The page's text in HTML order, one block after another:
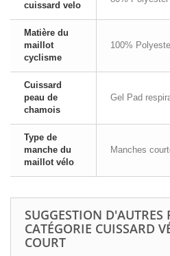
cuissard velo
Matière du
maillot
cyclisme
100%
Cuissard
peau de
chamois
Gel Pad
Type de
manche du
maillot vélo
Manches
SUGGESTION D'AUTRES
CATÉGORIE CUISSARD
COURT